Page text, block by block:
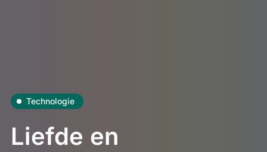
Technologie
Liefde en